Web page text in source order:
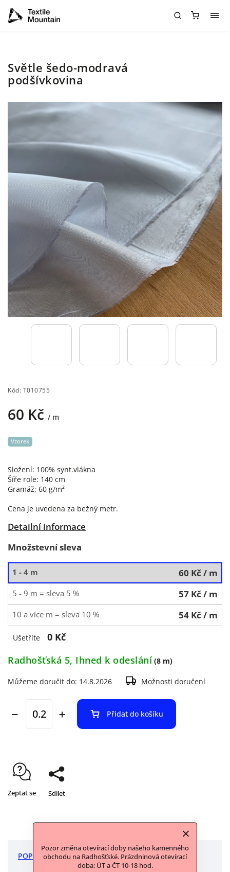
Pozor změna otevírací doby našeho kamenného
obchodu na Radhošťské. Prázdninová otevírací
doba: ÚT a ČT 10-18 hod.
Světle šedo-modravá
podšívkovina
Kód: T010755
60 Kč / m
Složení: 100% synt.vlákna
Šíře role: 140 cm
Gramáž: 60 g/m²
Cena je uvedena za bežný metr.
Detailní informace
Vzorek
Množstevní sleva
1 - 4 m 60 Kč/ m
5 - 9 m = sleva 5 % 57 Kč/ m
10 a více m = sleva 10 % 54 Kč/ m
Ušetříte
0 Kč
Radhošťská 5, Ihned k odeslání (8 m)
Můžeme doručit do: 14.8.2026 Možnosti doručení
Přidat do košíku
Zeptat se Sdílet
POPIS DISKUZE